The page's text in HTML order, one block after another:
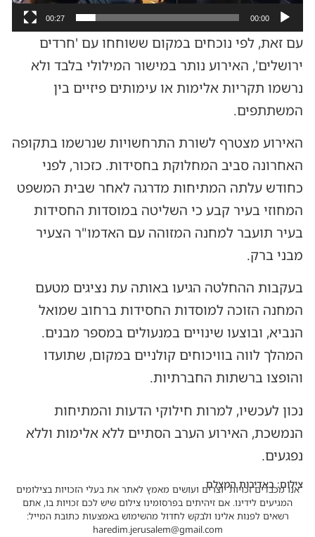
00:00
00:27
עם זאת, לפי נוכחים במקום ששוחחו עם 'חרדים
ירושלים', האירוע נותר במישור המילולי בלבד ולא
נרשמו תקריות אלימות או עימותים פיזיים בין
המשתתפים.
האירוע מצטרף לשורת התרחשויות שנרשמו בתקופה
האחרונה סביב המחלוקת בחסידות. כזכור, לפני
כחודש עלתה המתיחות מדרגה לאחר שבית המשפט
המחוזי בעיר קבע כי השליטה במוסדות החסידות
בעיר תועבר למחנה המזוהה עם האדמו"ר הצעיר
מבני ברק.
בעקבות ההחלטה הגיעו באותה עת נציגים מטעם
המחנה הזוכה למוסדות החסידות ברחוב שמואל
הנביא, ובוצעו שינויים במנעולים במספר מבנים.
המהלך לווה בוויכוחים קולניים במקום, שתועדו
והופצו ברשתות החברתיות.
נכון לעכשיו, למרות חילוקי הדעות והמתיחות
הנמשכת, האירוע הערב הסתיים ללא אלימות וללא
נפגעים.
צילום: באדיבות המצלם
אנו מכבדים זכויות יוצרים ועושים מאמץ לאתר את בעלי הזכויות בצילומים
המגיעים לידינו. אם זיהיתים בפרסומינו צילום שיש לכם זכויות בו, אתם
רשאים לפנות אלינו ולבקש לחדול מהשימוש באמצעות כתובת המייל:
haredim.jerusalem@gmail.com